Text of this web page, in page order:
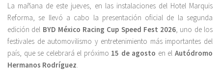
La mañana de este jueves, en las instalaciones del Hotel Marquis
Reforma, se llevó a cabo la presentación oficial de la segunda
edición del BYD México Racing Cup Speed Fest 2026 , uno de los
festivales de automovilismo y entretenimiento más importantes del
país, que se celebrará el próximo 15 de agosto en elAutódromo
Hermanos Rodríguez